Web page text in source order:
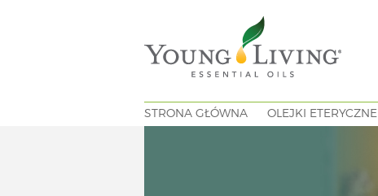
STRONA GŁÓWNA OLEJKI ETERYCZNE